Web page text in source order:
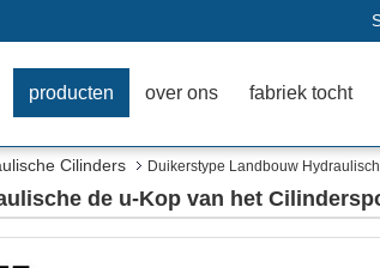
producten over ons fabriek tocht
Cilinders Duikerstype Landbouw
de u-Kop van het